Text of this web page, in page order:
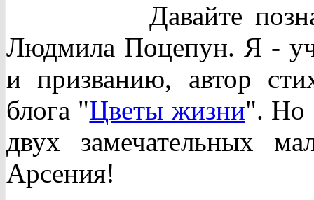
Давайте
Людмила Поцепун. Я -
и призванию, автор
блога "Цветы жизни". Но
двух замечательных
Арсения!